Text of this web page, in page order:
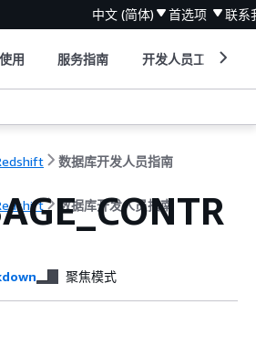
中文 (简体) 首选项 联系
用 服务指南 开发人员工具
数据库开发人员指南
数据库开发人员指南
聚焦模式